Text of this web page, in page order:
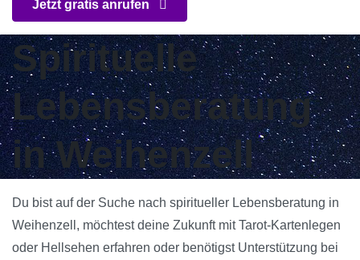
Jetzt gratis anrufen
Spirituelle
Lebensberatung
in Weihenzell
Du bist auf der Suche nach spiritueller Lebensberatung in
Weihenzell, möchtest deine Zukunft mit Tarot-Kartenlegen
oder Hellsehen erfahren oder benötigst Unterstützung bei